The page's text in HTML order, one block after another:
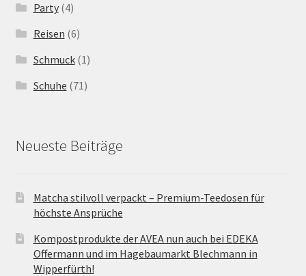
Party(4)
Reisen (6)
Schmuck(1)
Schuhe (71)
Neueste Beiträge
Matcha stilvoll verpackt – Premium-Teedosen für
höchste Ansprüche
Kompostprodukte der AVEA nun auch bei EDEKA
Offermann und im Hagebaumarkt Blechmann in
Wipperfürth!